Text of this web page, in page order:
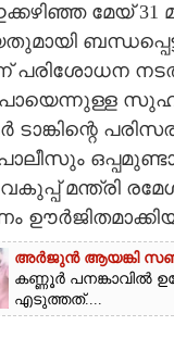
മേയ് 31
പരിശോധന
പോയെന്നുള്ള
ടാങ്കിന്റെ
മന്ത്രി
അർജുൻ ആയങ്കി
കണ്ണൂർ പനങ്കാവിൽ
എടുത്തത്....